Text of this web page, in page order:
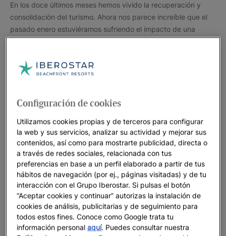
En los doce últimos meses hemos vivido la recuperación y
consolidación del turismo. Ahora nos parece increíble que el
pasado enero estuviéramos sufriendo el impacto de una
nueva ola de Covid con sus consiguientes restricciones. La
tendencia que ha superado nuestras expectativas y ha
puesto de manifiesto la resiliencia del sector.
Seguir leyendo
Iberostar e IHG firman una alianza
estratégica para la comercialización de
resorts y hoteles todo incluido en Caribe,
América, sur de Europa y norte de África
Se trata de un acuerdo para comercializar hasta 70 hoteles en
primera línea de playa de nuestro actual portfolio, que se
Configuración de cookies
Utilizamos cookies propias y de terceros para configurar
la web y sus servicios, analizar su actividad y mejorar sus
contenidos, así como para mostrarte publicidad, directa o
a través de redes sociales, relacionada con tus
preferencias en base a un perfil elaborado a partir de tus
hábitos de navegación (por ej., páginas visitadas) y de tu
interacción con el Grupo Iberostar. Si pulsas el botón
“Aceptar cookies y continuar” autorizas la instalación de
cookies de análisis, publicitarias y de seguimiento para
todos estos fines. Conoce como Google trata tu
información personalaquí. Puedes consultar nuestra